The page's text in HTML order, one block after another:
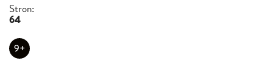
Stron:
64
9+